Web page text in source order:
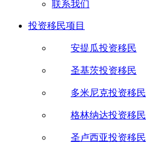
联系我们
投资移民项目
安提瓜投资移民
圣基茨投资移民
多米尼克投资移民
格林纳达投资移民
圣卢西亚投资移民